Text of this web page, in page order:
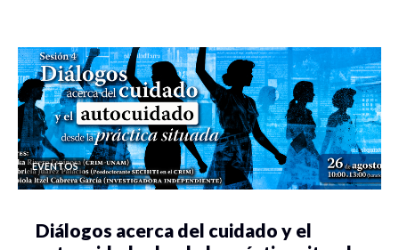
EVENTOS
Diálogos acerca del cuidado y el